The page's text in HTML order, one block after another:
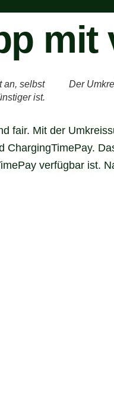
an, selbst
ist.
Der
fair. Mit der
ChargingTimePay.
verfügbar ist.